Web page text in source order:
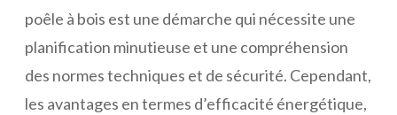
poêle à bois est une démarche qui nécessite une
planification minutieuse et une compréhension
des normes techniques et de sécurité. Cependant,
les avantages en termes d’efficacité énergétique,